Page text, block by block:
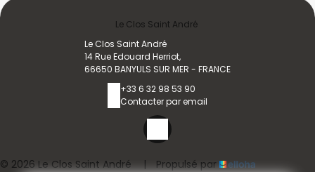
Le Clos Saint André
Le Clos Saint André
14 Rue Edouard Herriot,
66650 BANYULS SUR MER - FRANCE
+33 6 32 98 53 90
Contacter par email
© 2026 Le Clos Saint André | Propulsé par